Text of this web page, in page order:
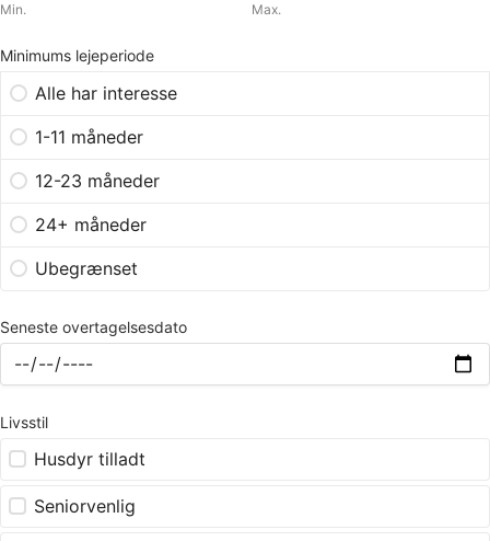
Min. Max.
Minimums lejeperiode
Alle har interesse
1-11 måneder
12-23 måneder
24+ måneder
Ubegrænset
Seneste overtagelsesdato
Livsstil
Husdyr tilladt
Seniorvenlig